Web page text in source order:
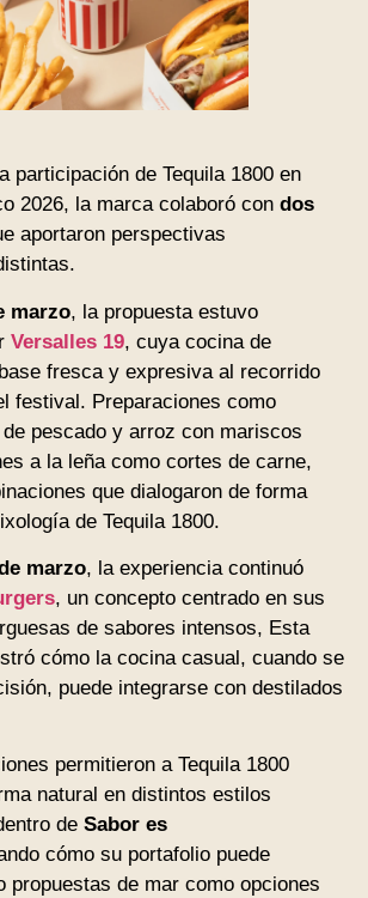
participación de Tequila 1800 en
2026, la marca colaboró con dos
aportaron perspectivas
marzo, la propuesta estuvo
Versalles 19, cuya cocina de
fresca y expresiva al recorrido
festival. Preparaciones como
pescado y arroz con mariscos
a la leña como cortes de carne,
que dialogaron de forma
de Tequila 1800.
marzo, la experiencia continuó
, un concepto centrado en sus
de sabores intensos, Esta
cómo la cocina casual, cuando se
puede integrarse con destilados
permitieron a Tequila 1800
natural en distintos estilos
de Sabor es
cómo su portafolio puede
propuestas de mar como opciones